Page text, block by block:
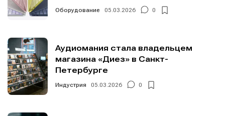
Оборудование 05.03.2026 0
Аудиомания стала владельцем
магазина «Диез» в Санкт-
Петербурге
Индустрия 05.03.2026 0